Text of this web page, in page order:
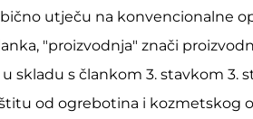
utječu na konvencionalne
"proizvodnja" znači
u skladu s člankom 3. stavkom 3.
od ogrebotina i kozmetskog